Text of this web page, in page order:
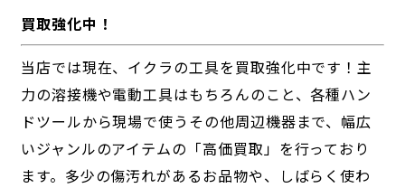
買取強化中！
当店では現在、イクラの工具を買取強化中です！主
力の溶接機や電動工具はもちろんのこと、各種ハン
ドツールから現場で使うその他周辺機器まで、幅広
いジャンルのアイテムの「高価買取」を行っており
ます。多少の傷汚れがあるお品物や、しばらく使わ